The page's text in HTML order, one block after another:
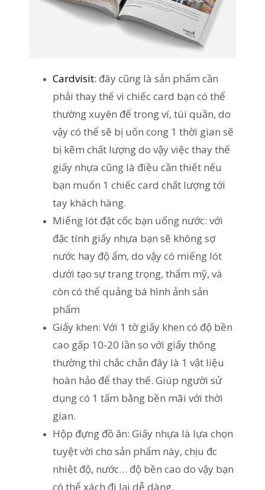
Cardvisit: đây cũng là sản phẩm cần
phải thay thế vì chiếc card bạn có thể
thường xuyên để trong ví, túi quần, do
vậy có thể sẽ bị uốn cong 1 thời gian sẽ
bị kẽm chất lượng do vậy việc thay thế
giấy nhựa cũng là điều cần thiết nếu
bạn muốn 1 chiếc card chất lượng tới
tay khách hàng.
Miếng lót đặt cốc bạn uống nước: với
đặc tính giấy nhựa bạn sẽ không sợ
nước hay độ ẩm, do vậy có miếng lót
dưới tạo sự trang trọng, thẩm mỹ, và
còn có thể quảng bá hình ảnh sản
phẩm
Giấy khen: Với 1 tờ giấy khen có độ bền
cao gấp 10-20 lần so với giấy thông
thường thì chắc chắn đây là 1 vật liệu
hoàn hảo để thay thế. Giúp người sử
dụng có 1 tấm bằng bền mãi với thời
gian.
Hộp đựng đồ ăn: Giấy nhựa là lựa chọn
tuyệt vời cho sản phẩm này, chịu đc
nhiệt độ, nước… độ bền cao do vậy bạn
có thể xách đi lại dễ dàng.